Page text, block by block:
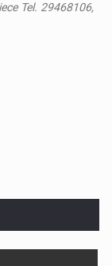
Tel. 29468106,